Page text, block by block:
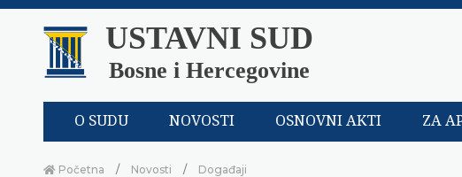
USTAVNI SUD
Bosne i Hercegovine
O SUDU NOVOSTI OSNOVNI AKTI ZA
Početna Novosti Događaji